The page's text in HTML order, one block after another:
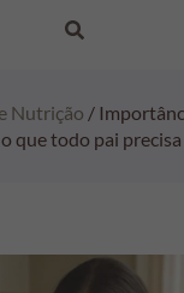
Nutrição /
que todo pai